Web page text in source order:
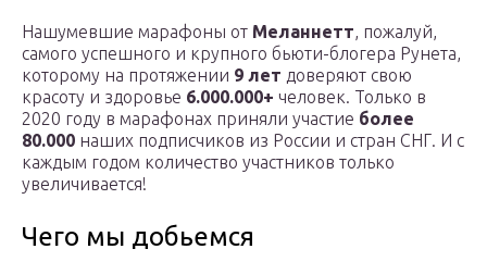
Нашумевшие марафоны от Меланнетт, пожалуй,
самого успешного и крупного бьюти-блогера Рунета,
которому на протяжении 9 лет доверяют свою
красоту и здоровье 6.000.000+ человек. Только в
2020 году в марафонах приняли участие более
80.000 наших подписчиков из России и стран СНГ. И с
каждым годом количество участников только
увеличивается!
Чего мы добьемся